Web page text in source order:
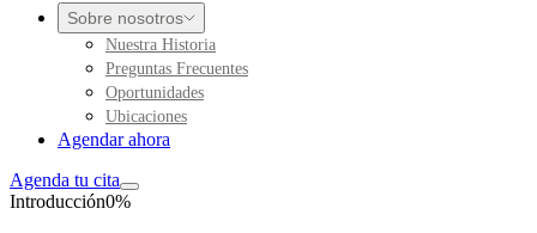
Sobre nosotros
Nuestra Historia
Preguntas Frecuentes
Oportunidades
Ubicaciones
Agendar ahora
Agenda tu cita
Introducción0%